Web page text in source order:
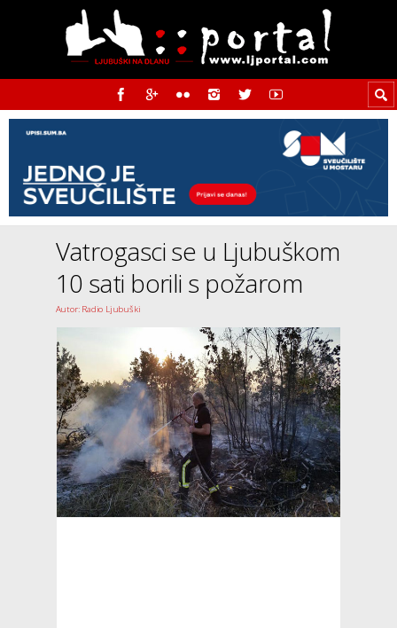
Vatrogasci se u Ljubuškom
10 sati borili s požarom
Autor: Radio Ljubuški